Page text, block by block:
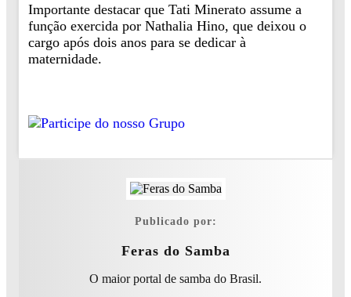
Importante destacar que Tati Minerato assume a
função exercida por Nathalia Hino, que deixou o
cargo após dois anos para se dedicar à
maternidade.
Publicado por:
Feras do Samba
O maior portal de samba do Brasil.